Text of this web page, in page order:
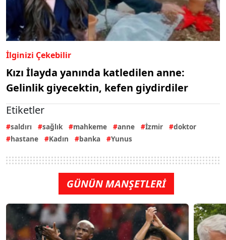
İlginizi Çekebilir
Kızı İlayda yanında katledilen anne:
Gelinlik giyecektin, kefen giydirdiler
Etiketler
saldırı sağlık mahkeme anne İzmir
doktor
hastane
Kadın banka Yunus
GÜNÜN MANŞETLERİ